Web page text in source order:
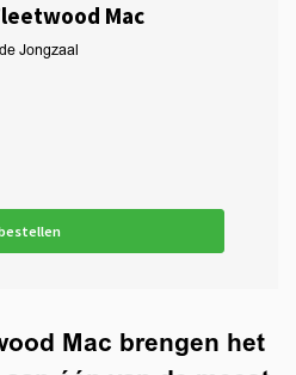
Mac
Jongzaal
Mac brengen het